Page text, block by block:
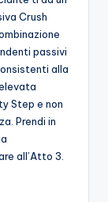
Crush
passivi
alla
Step e non
Prendi in
all’Atto 3.